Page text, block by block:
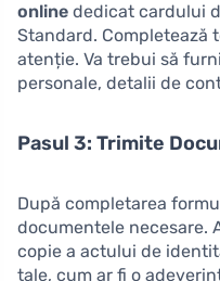
online dedicat cardului
Standard. Completează
atenție. Va trebui să
personale, detalii de
Pasul 3: Trimite
După completarea
documentele necesare.
copie a actului de
tale, cum ar fi o